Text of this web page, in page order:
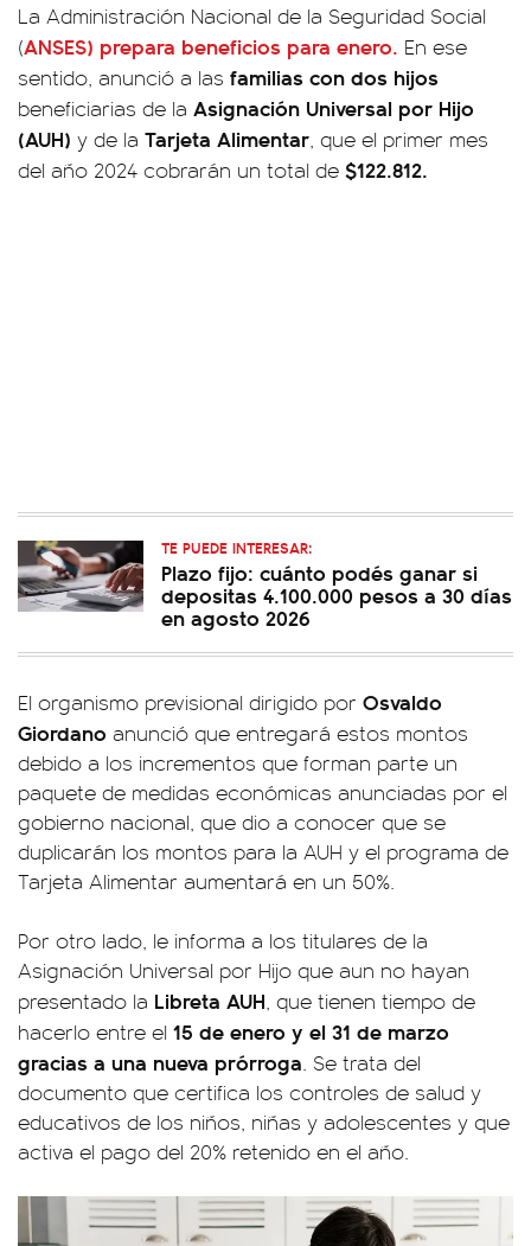
La Administración Nacional de la Seguridad Social
(ANSES) prepara beneficios para enero. En ese
sentido, anunció a las familias con dos hijos
beneficiarias de la Asignación Universal por Hijo
(AUH) y de la Tarjeta Alimentar, que el primer mes
del año 2024 cobrarán un total de $122.812.
TE PUEDE INTERESAR:
Plazo fijo: cuánto podés ganar si
depositas 4.100.000 pesos a 30 días
en agosto 2026
El organismo previsional dirigido por Osvaldo
Giordano anunció que entregará estos montos
debido a los incrementos que forman parte un
paquete de medidas económicas anunciadas por el
gobierno nacional, que dio a conocer que se
duplicarán los montos para la AUH y el programa de
Tarjeta Alimentar aumentará en un 50%.
Por otro lado, le informa a los titulares de la
Asignación Universal por Hijo que aun no hayan
presentado la Libreta AUH, que tienen tiempo de
hacerlo entre el 15 de enero y el 31 de marzo
gracias a una nueva prórroga. Se trata del
documento que certifica los controles de salud y
educativos de los niños, niñas y adolescentes y que
activa el pago del 20% retenido en el año.